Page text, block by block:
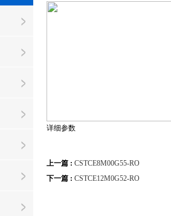
详细参数
上一篇 : CSTCE8M00G55-RO
下一篇 : CSTCE12M0G52-RO